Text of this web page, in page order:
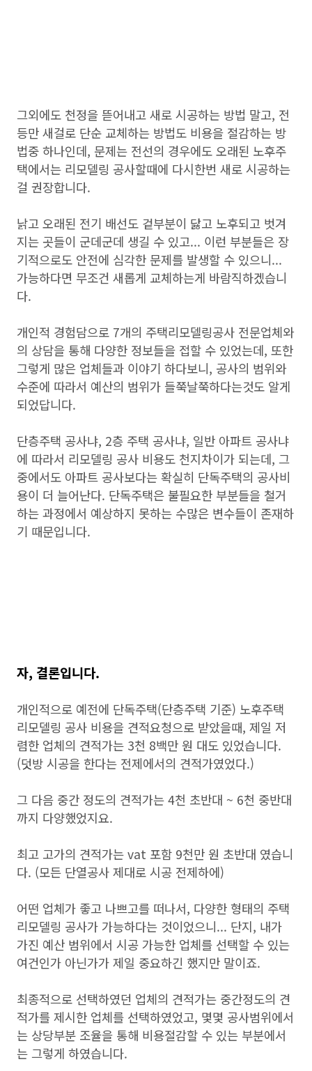
그외에도 천정을 뜯어내고 새로 시공하는 방법 말고, 전
등만 새걸로 단순 교체하는 방법도 비용을 절감하는 방
법중 하나인데, 문제는 전선의 경우에도 오래된 노후주
택에서는 리모델링 공사할때에 다시한번 새로 시공하는
걸 권장합니다.
낡고 오래된 전기 배선도 겉부분이 닳고 노후되고 벗겨
지는 곳들이 군데군데 생길 수 있고... 이런 부분들은 장
기적으로도 안전에 심각한 문제를 발생할 수 있으니...
가능하다면 무조건 새롭게 교체하는게 바람직하겠습니
다.
개인적 경험담으로 7개의 주택리모델링공사 전문업체와
의 상담을 통해 다양한 정보들을 접할 수 있었는데, 또한
그렇게 많은 업체들과 이야기 하다보니, 공사의 범위와
수준에 따라서 예산의 범위가 들쭉날쭉하다는것도 알게
되었답니다.
단층주택 공사냐, 2층 주택 공사냐, 일반 아파트 공사냐
에 따라서 리모델링 공사 비용도 천지차이가 되는데, 그
중에서도 아파트 공사보다는 확실히 단독주택의 공사비
용이 더 늘어난다. 단독주택은 불필요한 부분들을 철거
하는 과정에서 예상하지 못하는 수많은 변수들이 존재하
기 때문입니다.
자, 결론입니다.
개인적으로 예전에 단독주택(단층주택 기준) 노후주택
리모델링 공사 비용을 견적요청으로 받았을때, 제일 저
렴한 업체의 견적가는 3천 8백만 원 대도 있었습니다.
(덧방 시공을 한다는 전제에서의 견적가였었다.)
그 다음 중간 정도의 견적가는 4천 초반대 ~ 6천 중반대
까지 다양했었지요.
최고 고가의 견적가는 vat 포함 9천만 원 초반대 였습니
다. (모든 단열공사 제대로 시공 전제하에)
어떤 업체가 좋고 나쁘고를 떠나서, 다양한 형태의 주택
리모델링 공사가 가능하다는 것이었으니... 단지, 내가
가진 예산 범위에서 시공 가능한 업체를 선택할 수 있는
여건인가 아닌가가 제일 중요하긴 했지만 말이죠.
최종적으로 선택하였던 업체의 견적가는 중간정도의 견
적가를 제시한 업체를 선택하였었고, 몇몇 공사범위에서
는 상당부분 조율을 통해 비용절감할 수 있는 부분에서
는 그렇게 하였습니다.